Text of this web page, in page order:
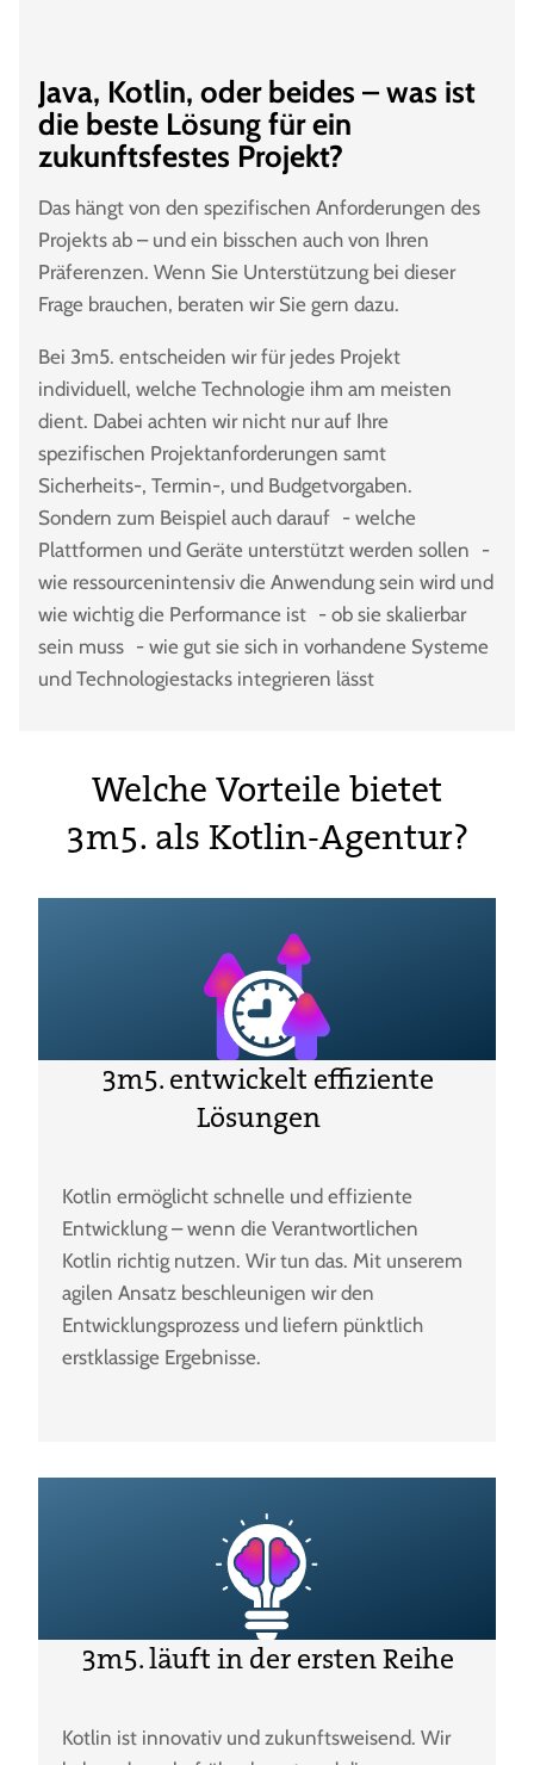
Java, Kotlin, oder beides – was ist
die beste Lösung für ein
zukunftsfestes Projekt?
Das hängt von den spezifischen Anforderungen des
Projekts ab – und ein bisschen auch von Ihren
Präferenzen. Wenn Sie Unterstützung bei dieser
Frage brauchen, beraten wir Sie gern dazu.
Bei 3m5. entscheiden wir für jedes Projekt
individuell, welche Technologie ihm am meisten
dient. Dabei achten wir nicht nur auf Ihre
spezifischen Projektanforderungen samt
Sicherheits-, Termin-, und Budgetvorgaben.
Sondern zum Beispiel auch darauf - welche
Plattformen und Geräte unterstützt werden sollen -
wie ressourcenintensiv die Anwendung sein wird und
wie wichtig die Performance ist - ob sie skalierbar
sein muss - wie gut sie sich in vorhandene Systeme
und Technologiestacks integrieren lässt
Welche Vorteile bietet
3m5. als Kotlin-Agentur?
3m5. entwickelt effiziente
Lösungen
Kotlin ermöglicht schnelle und effiziente
Entwicklung – wenn die Verantwortlichen
Kotlin richtig nutzen. Wir tun das. Mit unserem
agilen Ansatz beschleunigen wir den
Entwicklungsprozess und liefern pünktlich
erstklassige Ergebnisse.
3m5. läuft in der ersten Reihe
Kotlin ist innovativ und zukunftsweisend. Wir